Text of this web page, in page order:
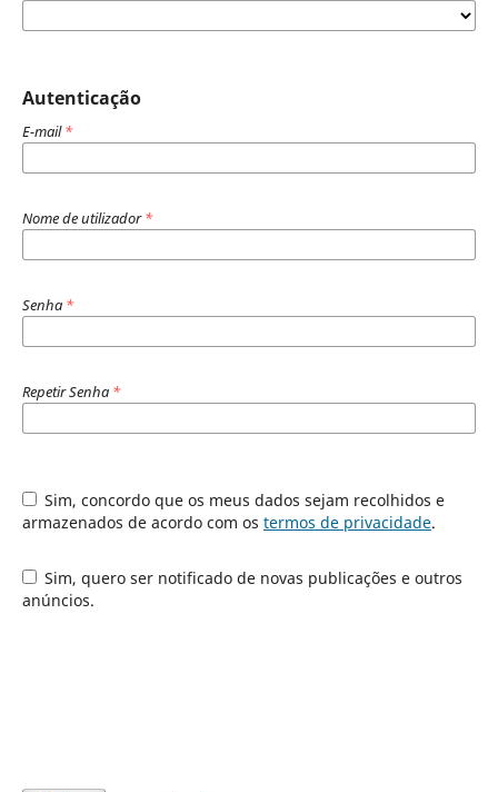
Autenticação
E-mail*
Nome de utilizador*
Senha *
Repetir Senha *
Sim, concordo que os meus dados sejam recolhidos e
armazenados de acordo com os termos de privacidade.
Sim, quero ser notificado de novas publicações e outros
anúncios.